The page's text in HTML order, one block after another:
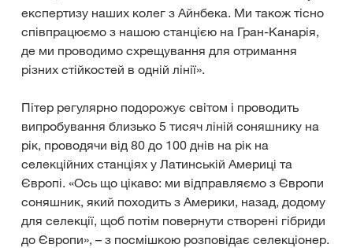
експертизу наших колег з Айнбека. Ми також тісно
співпрацюємо з нашою станцією на Гран-Канарія,
де ми проводимо схрещування для отримання
різних стійкостей в одній лінії».
Пітер регулярно подорожує світом і проводить
випробування близько 5 тисяч ліній соняшнику на
рік, проводячи від 80 до 100 днів на рік на
селекційних станціях у Латинській Америці та
Європі. «Ось що цікаво: ми відправляємо з Європи
соняшник, який походить з Америки, назад, додому
для селекції, щоб потім повернути створені гібриди
до Європи», – з посмішкою розповідає селекціонер.